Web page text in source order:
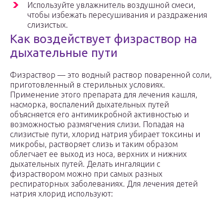
Используйте увлажнитель воздушной смеси,
чтобы избежать пересушивания и раздражения
слизистых.
Как воздействует физраствор на
дыхательные пути
Физраствор — это водный раствор поваренной соли,
приготовленный в стерильных условиях.
Применение этого препарата для лечения кашля,
насморка, воспалений дыхательных путей
объясняется его антимикробной активностью и
возможностью размягчения слизи. Попадая на
слизистые пути, хлорид натрия убирает токсины и
микробы, растворяет слизь и таким образом
облегчает ее выход из носа, верхних и нижних
дыхательных путей. Делать ингаляции с
физраствором можно при самых разных
респираторных заболеваниях. Для лечения детей
натрия хлорид используют: